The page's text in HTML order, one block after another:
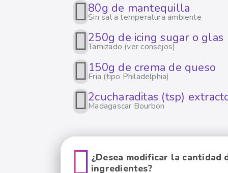
80g de mantequilla
Sin sal a temperatura ambiente
250g de icing sugar o glas
Tamizado (ver consejos)
150g de crema de queso
Fria (tipo Philadelphia)
2cucharaditas (tsp)
Madagascar Bourbon
¿Desea modificar la cantidad
ingredientes?